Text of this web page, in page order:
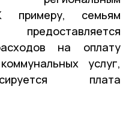
примеру, семьям
на оплату
услуг,
плата